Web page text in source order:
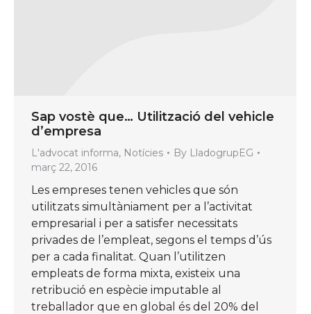
Sap vostè que… Utilització del vehicle
d’empresa
L'advocat informa, Notícies By LladogrupEG
març 22, 2016
Les empreses tenen vehicles que són
utilitzats simultàniament per a l’activitat
empresarial i per a satisfer necessitats
privades de l’empleat, segons el temps d’ús
per a cada finalitat. Quan l’utilitzen
empleats de forma mixta, existeix una
retribució en espècie imputable al
treballador que en global és del 20% del